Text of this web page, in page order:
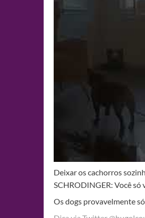
Deixar os cachorros
SCHRODINGER: Você só
Os dogs provavelmente